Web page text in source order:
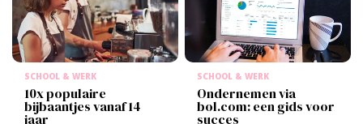
SCHOOL & WERK
10x populaire
bijbaantjes vanaf 14
jaar
SCHOOL & WERK
Ondernemen via
bol.com: een gids voor
succes